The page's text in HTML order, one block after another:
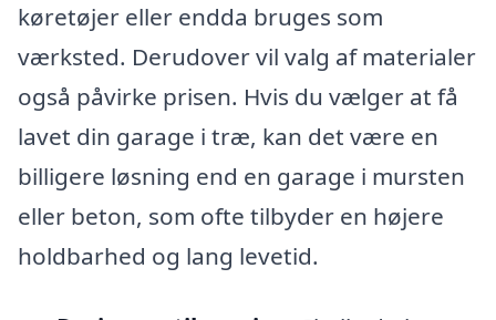
køretøjer eller endda bruges som
værksted. Derudover vil valg af materialer
også påvirke prisen. Hvis du vælger at få
lavet din garage i træ, kan det være en
billigere løsning end en garage i mursten
eller beton, som ofte tilbyder en højere
holdbarhed og lang levetid.